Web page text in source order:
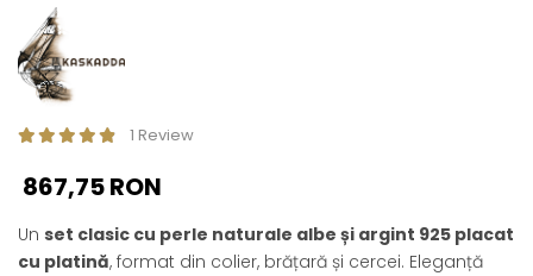
1 Review
867,75 RON
Un set clasic cu perle naturale albe și argint 925 placat
cu platină, format din colier, brățară și cercei. Eleganță